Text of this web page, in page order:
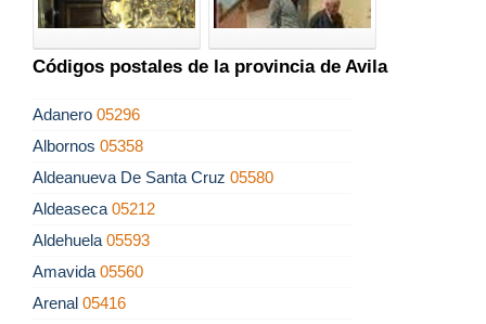
Códigos postales de la provincia de Avila
Adanero 05296
Albornos 05358
Aldeanueva De Santa Cruz 05580
Aldeaseca 05212
Aldehuela 05593
Amavida 05560
Arenal 05416